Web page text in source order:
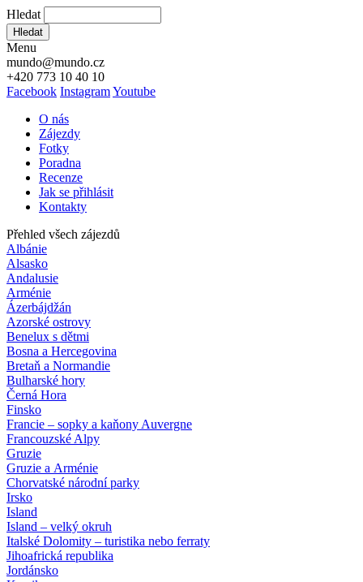
Hledat
Hledat
Menu
mundo@mundo.cz
+420 773 10 40 10
Facebook InstagramYoutube
O nás
Zájezdy
Fotky
Poradna
Recenze
Jak se přihlásit
Kontakty
Přehled všech zájezdů
Albánie
Alsasko
Andalusie
Arménie
Ázerbájdžán
Azorské ostrovy
Benelux s dětmi
Bosna a Hercegovina
Bretaň a Normandie
Bulharské hory
Černá Hora
Finsko
Francie – sopky a kaňony Auvergne
Francouzské Alpy
Gruzie
Gruzie a Arménie
Chorvatské národní parky
Irsko
Island
Island – velký okruh
Italské Dolomity – turistika nebo ferraty
Jihoafrická republika
Jordánsko